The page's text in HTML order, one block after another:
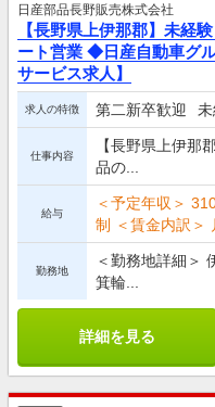
日産部品長野販売株式会社
【長野県上伊那郡】未経
ート営業 ◆日産自動車グ
サービス求人】
求人の特徴 第二新卒歓迎
仕事内容
【長野県上伊那
品の...
給与
＜予定年収＞
制 ＜賃金内訳＞
勤務地
＜勤務地詳細＞
箕輪...
詳細を見る